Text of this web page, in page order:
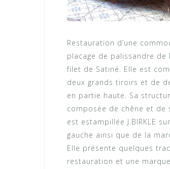
Restauration d’une
placage de palissandre de
filet de Satiné. Elle est
deux grands tiroirs et de
en partie haute. Sa
composée de chêne et de
est estampillée J.BIRKLE
gauche ainsi que de la
Elle présente quelques
restauration et une marque